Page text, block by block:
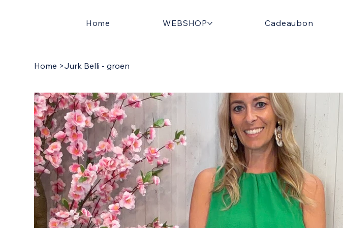
Home WEBSHOP Cadeaubon
Home >Jurk Belli - groen